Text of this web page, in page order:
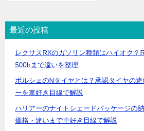
最近の投稿
レクサスRXのガソリン種類はハイオク？
500hまで違いを整理
ポルシェのNタイヤとは？承認タイヤの
ーを車好き目線で解説
ハリアーのナイトシェードパッケージの
価格・違いまで車好き目線で解説